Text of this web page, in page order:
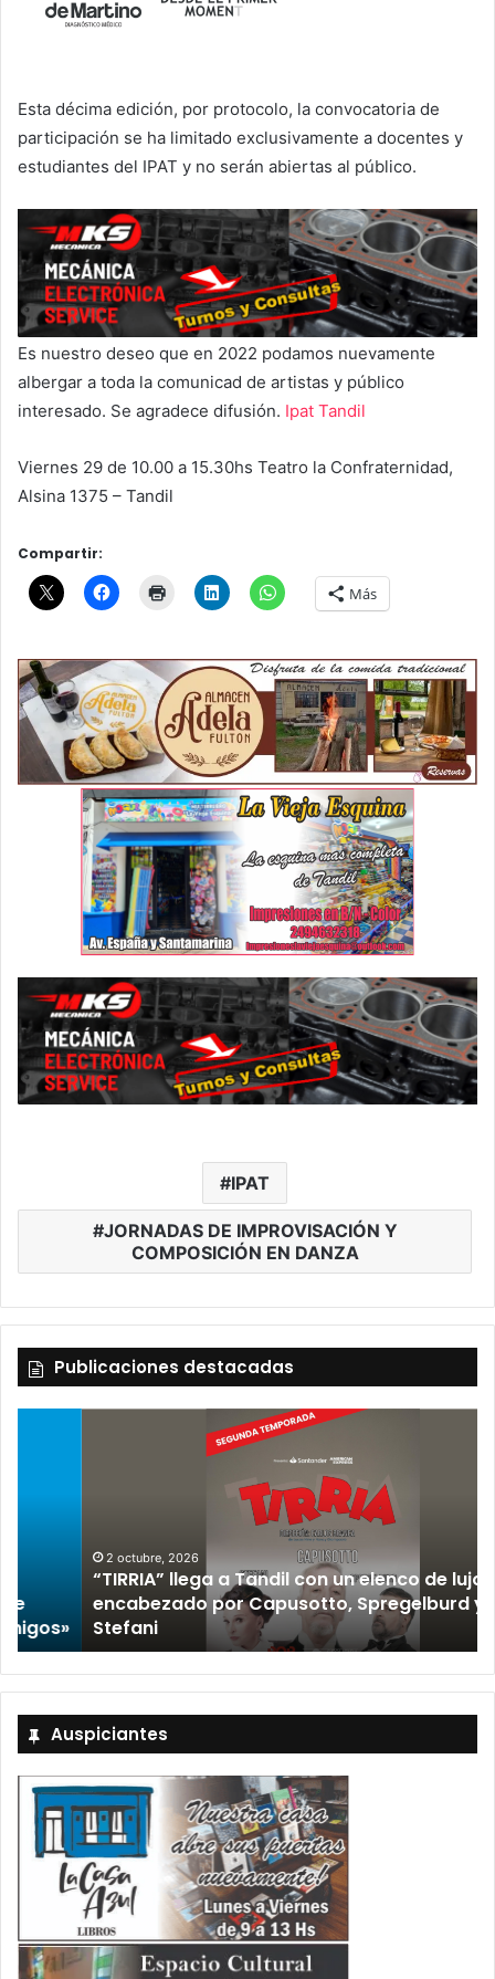
Esta décima edición, por protocolo, la convocatoria de
participación se ha limitado exclusivamente a docentes y
estudiantes del IPAT y no serán abiertas al público.
Es nuestro deseo que en 2022 podamos nuevamente
albergar a toda la comunicad de artistas y público
interesado. Se agradece difusión. Ipat Tandil
Viernes 29 de 10.00 a 15.30hs Teatro la Confraternidad,
Alsina 1375 – Tandil
Compartir:
Más
IPAT
JORNADAS DE IMPROVISACIÓN Y
COMPOSICIÓN EN DANZA
Publicaciones destacadas
2 octubre, 2026
“TIRRIA” llega a Tandil con un elenco de lujo
encabezado por Capusotto, Spregelburd y
Stefani
Auspiciantes